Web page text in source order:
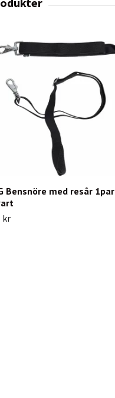
Bensnöre med resår 1par
kr